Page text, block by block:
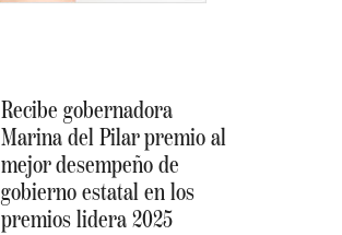
Recibe gobernadora
Marina del Pilar premio al
mejor desempeño de
gobierno estatal en los
premios lidera 2025